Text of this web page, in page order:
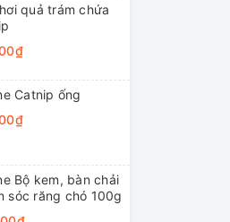
quả trám chứa
Catnip ống
Bộ kem, bàn chải
sóc răng chó 100g